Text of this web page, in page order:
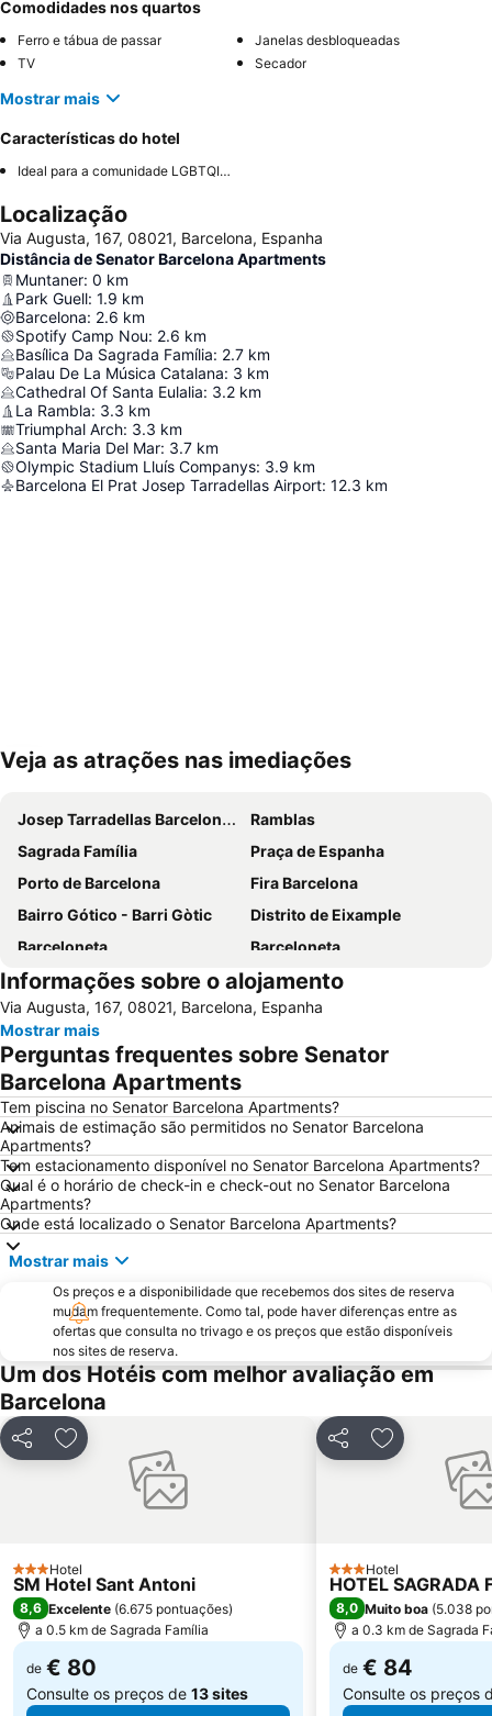
Comodidades nos quartos
Ferro e tábua de passar
Janelas desbloqueadas
TV
Secador
Mostrar mais
Características do hotel
Ideal para a comunidade LGBTQIA+
Localização
Via Augusta, 167, 08021, Barcelona, Espanha
Distância de Senator Barcelona Apartments
Muntaner: 0 km
Park Guell: 1.9 km
Barcelona: 2.6 km
Spotify Camp Nou: 2.6 km
Basílica Da Sagrada Família: 2.7 km
Palau De La Música Catalana: 3 km
Cathedral Of Santa Eulalia: 3.2 km
La Rambla: 3.3 km
Triumphal Arch: 3.3 km
Santa Maria Del Mar: 3.7 km
Olympic Stadium Lluís Companys: 3.9 km
Barcelona El Prat Josep Tarradellas Airport: 12.3 km
Ampliar mapa
Veja as atrações nas imediações
Josep Tarradellas Barcelona–El Prat Airport
Ramblas
Sagrada Família
Praça de Espanha
Porto de Barcelona
Fira Barcelona
Bairro Gótico - Barri Gòtic
Distrito de Eixample
Barceloneta
Barceloneta
Estádio Olímpico de Montjuïc
Camp Nou
Estació de Sants
Palácio Sant Jordi
Praça Catalunha
Sagrada Família Metro Station
La Dreta de l'Eixample
Metrô de Barcelona
Plaza Catalunya
Aeroport T1 Metro Station
Ciutat Vella
Catedral Basílica de Barcelona
Estació de Plaça Catalunya
Gràcia
Circuit de Catalunya
Parque do centro de Poblenou
El Born
La Salut
Sants
Parque do Forum
Casino de Barcelona
Parque da Ciutadella
Mar Bella
Montjuïc
Arco do Triunfo
Recinto Ferial Gran Vía
Distrito Sarrià-Sant Gervasi
Sants-Montjuïc
Mercado da Boqueria
Gran Via de les Corts Catalans
Informações sobre o alojamento
Via Augusta, 167, 08021, Barcelona, Espanha
Mostrar mais
Perguntas frequentes sobre Senator
Barcelona Apartments
Tem piscina no Senator Barcelona Apartments?
Animais de estimação são permitidos no Senator Barcelona
Apartments?
Tem estacionamento disponível no Senator Barcelona Apartments?
Qual é o horário de check-in e check-out no Senator Barcelona
Apartments?
Onde está localizado o Senator Barcelona Apartments?
Mostrar mais
Os preços e a disponibilidade que recebemos dos sites de reserva
mudam frequentemente. Como tal, pode haver diferenças entre as
ofertas que consulta no trivago e os preços que estão disponíveis
nos sites de reserva.
Um dos Hotéis com melhor avaliação em
Barcelona
PartilharAdicionar aos favoritos
3 Estrelas
Hotel
SM Hotel Sant Antoni
8,6 Excelente (6.675 pontuações)
a 0.5 km de Sagrada Família
de € 80
Consulte os preços de 13 sites
PartilharAdicionar
3 Estrelas
Hotel
HOTEL SAGRADA
8,0 Muito boa (5.038
a 0.3 km de Sagrada
de € 84
Consulte os preços